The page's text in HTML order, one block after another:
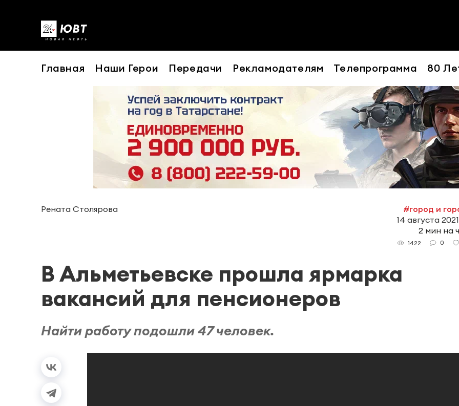
Главная Наши Герои Передачи Рекламодателям Телепрограмма 80
Рената Столярова
#город и
14 августа
2 мин на
1422 0
В Альметьевске прошла ярмарка
вакансий для пенсионеров
Найти работу подошли 47 человек.